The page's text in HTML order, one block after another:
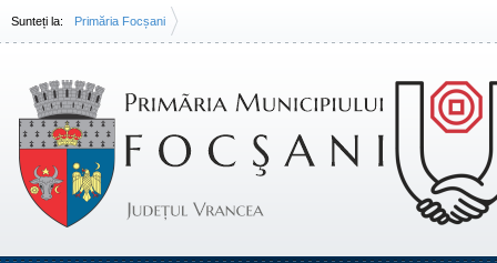
Sunteți la: Primăria Focșani